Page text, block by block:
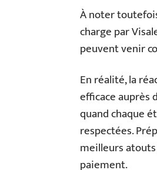
À noter
charge par
peuvent venir
En réalité, la
efficace auprès
quand chaque
respectées.
meilleurs
paiement.